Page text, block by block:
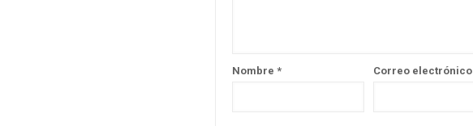
Nombre * Correo electrónico